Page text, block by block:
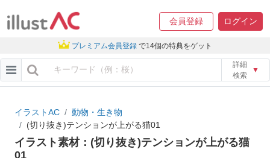
会員登録 ログイン
プレミアム会員登録 で14個の特典をゲット
詳細
検索
▼
イラストAC
動物・生き物
(切り抜き)テンションが上がる猫01
イラスト素材：(切り抜き)テンションが上がる猫
01